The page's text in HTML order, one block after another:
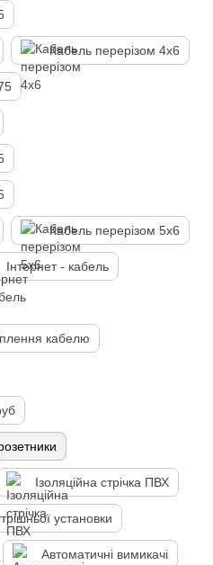
Кабель перерізом 4х6
Кабель перерізом 5х6
Інтернет - кабель
кабелю
Ізоляційна стрічка ПВХ
установки
Автоматичні вимикачі